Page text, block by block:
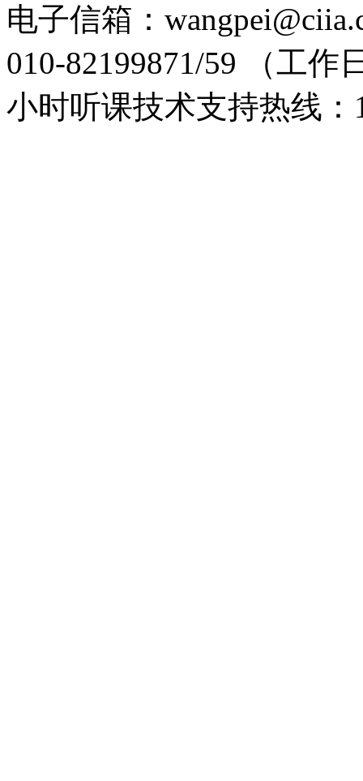
电子信箱：
010-82199871/59 （工作
小时听课技术支持热线：